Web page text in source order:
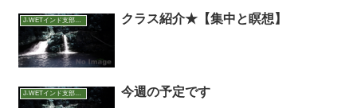
J-WETインド支部～ヨガのこころ～ クラス紹介★【集中と瞑想】
J-WETインド支部～ヨガのこころ～ 今週の予定です